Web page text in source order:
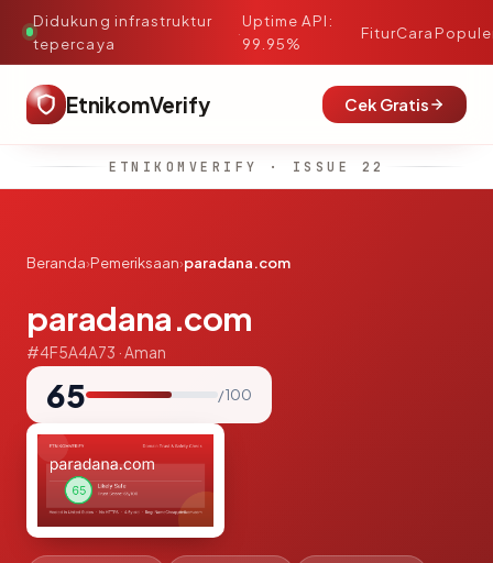
Didukung infrastruktur
tepercaya
·
Uptime API:
99.95%
FiturCara
EtnikomVerify Cek Gratis
ETNIKOMVERIFY · ISSUE 22
Beranda›Pemeriksaan›paradana.com
paradana.com
#4F5A4A73 · Aman
65 / 100